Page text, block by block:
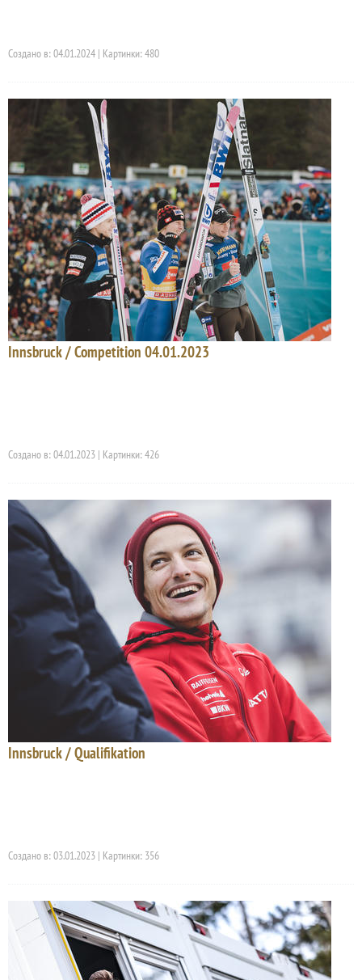
Создано в: 04.01.2024 | Картинки: 480
Innsbruck / Competition 04.01.2023
Создано в: 04.01.2023 | Картинки: 426
Innsbruck / Qualifikation
Создано в: 03.01.2023 | Картинки: 356